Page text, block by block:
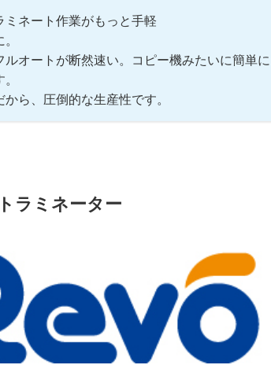
ミネート作業がもっと手軽
。
ルオートが断然速い。コピー機みたいに簡単
。 加工、
から、圧倒的な生産性です。
ラミネーター